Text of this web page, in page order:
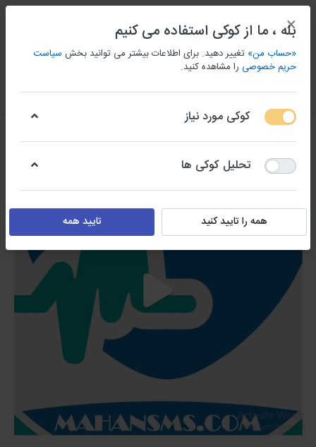
منو ورود/ثبت نام مقايسه كردن علاقه مندی سبد
×
بله ، ما از کوکی استفاده می کنیم
«حساب من» تغییر دهید. برای اطلاعات بیشتر می توانید بخش سیاست
حریم خصوصی را مشاهده کنید.
کوکی مورد نیاز
تحلیل کوکی ها
همه را تایید کنید تایید همه